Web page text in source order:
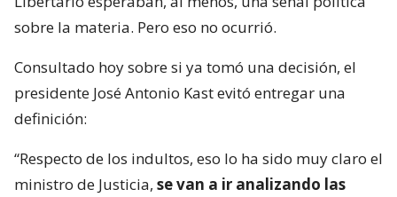
sobre la materia. Pero eso no ocurrió.
Consultado hoy sobre si ya tomó una decisión, el
presidente José Antonio Kast evitó entregar una
definición:
“Respecto de los indultos, eso lo ha sido muy claro el
ministro de Justicia, se van a ir analizando las